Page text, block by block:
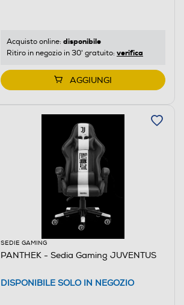
Acquisto online: disponibile
Ritiro in negozio in 30' gratuito: verifica
AGGIUNGI
SEDIE GAMING
PANTHEK - Sedia Gaming JUVENTUS
DISPONIBILE SOLO IN NEGOZIO